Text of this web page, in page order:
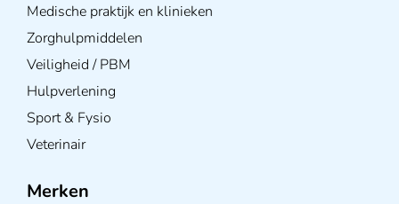
Medische praktijk en klinieken
Zorghulpmiddelen
Veiligheid / PBM
Hulpverlening
Sport & Fysio
Veterinair
Merken